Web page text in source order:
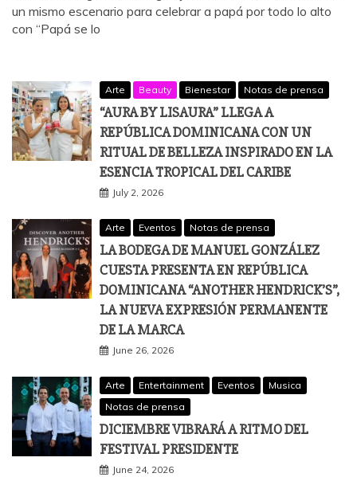
un mismo escenario para celebrar a papá por todo lo alto
con “Papá se lo
Arte Beauty Bienestar Notas de prensa
“AURA BY LISAURA” LLEGA A
REPÚBLICA DOMINICANA CON UN
RITUAL DE BELLEZA INSPIRADO EN LA
ESENCIA TROPICAL DEL CARIBE
July 2, 2026
Arte Eventos Notas de prensa
LA BODEGA DE MANUEL GONZÁLEZ
CUESTA PRESENTA EN REPÚBLICA
DOMINICANA “ANOTHER HENDRICK’S”,
LA NUEVA EXPRESIÓN PERMANENTE
DE LA MARCA
June 26, 2026
Arte Entertainment Eventos
Musica
Notas de prensa
DICIEMBRE VIBRARÁ A RITMO DEL
FESTIVAL PRESIDENTE
June 24, 2026